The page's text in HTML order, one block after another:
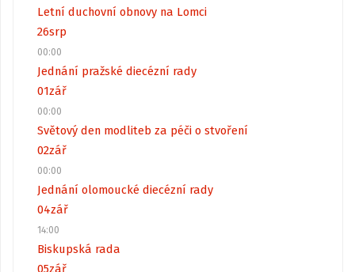
Letní duchovní obnovy na Lomci
26srp
00:00
Jednání pražské diecézní rady
01zář
00:00
Světový den modliteb za péči o stvoření
02zář
00:00
Jednání olomoucké diecézní rady
04zář
14:00
Biskupská rada
05zář